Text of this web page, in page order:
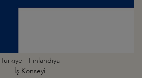
Türkiye - Finlandiya
İş Konseyi